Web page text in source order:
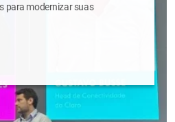
para modernizar suas